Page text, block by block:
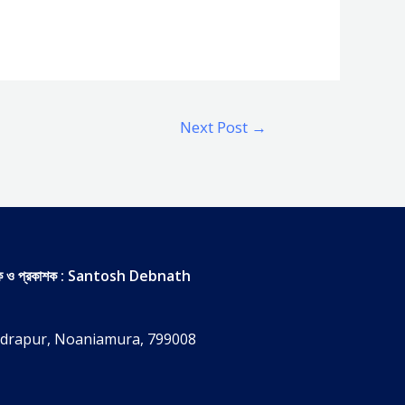
Next Post →
ও প্রকাশক : Santosh Debnath
Noaniamura, 799008